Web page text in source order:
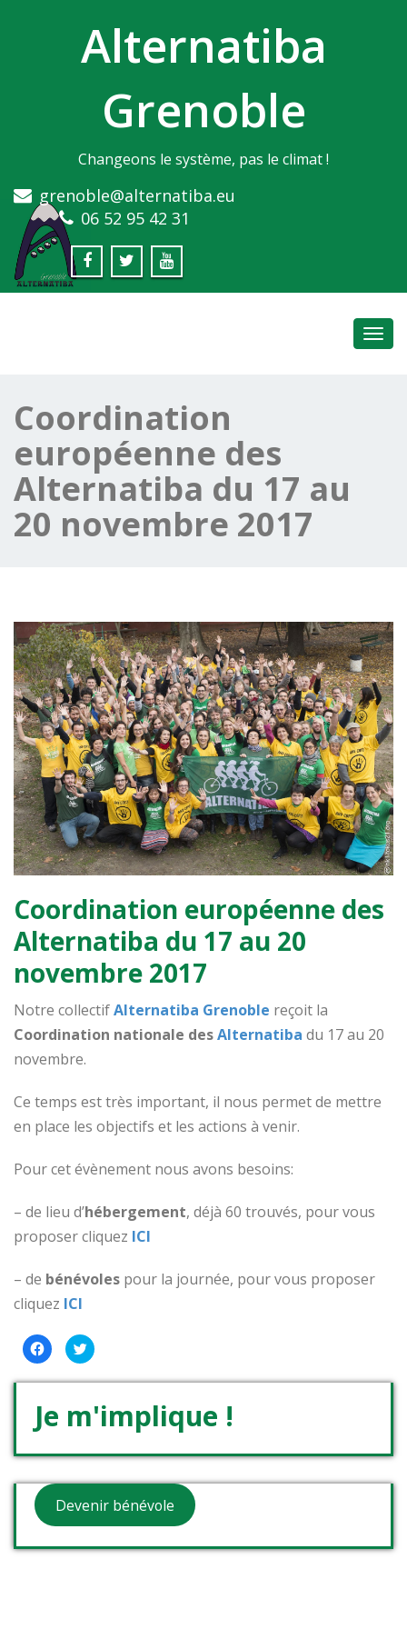
Alternatiba
Grenoble
Changeons le système, pas le climat !
grenoble@alternatiba.eu
06 52 95 42 31
Coordination
européenne des
Alternatiba du 17 au
20 novembre 2017
Coordination européenne des
Alternatiba du 17 au 20
novembre 2017
Notre collectifAlternatiba Grenoble reçoit la
Coordination nationale desAlternatiba du 17 au 20
novembre.
Ce temps est très important, il nous permet de mettre
en place les objectifs et les actions à venir.
Pour cet évènement nous avons besoins:
– de lieu d’hébergement, déjà 60 trouvés, pour vous
proposer cliquez ICI
– de bénévoles pour la journée, pour vous proposer
cliquez ICI
Cliquez
pour
partager
sur
une
nouvelle
Cliquez
pour
sur
une
nouvelle
Je m'implique !
Devenir bénévole